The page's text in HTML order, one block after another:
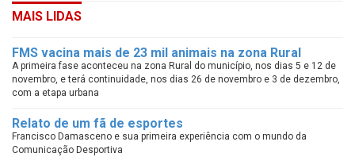
MAIS LIDAS
FMS vacina mais de 23 mil animais na zona Rural
A primeira fase aconteceu na zona Rural do município, nos dias 5 e 12 de
novembro, e terá continuidade, nos dias 26 de novembro e 3 de dezembro,
com a etapa urbana
Relato de um fã de esportes
Francisco Damasceno e sua primeira experiência com o mundo da
Comunicação Desportiva